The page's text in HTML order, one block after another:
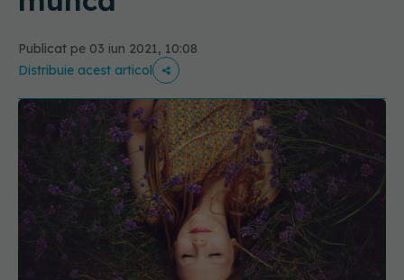
Publicat pe 03 iun 2021, 10:08
Distribuie acest articol